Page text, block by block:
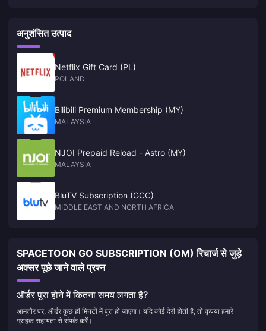
अनुशंसित उत्पाद
Netflix Gift Card (PL)
POLAND
Bilibili Premium Membership (MY)
MALAYSIA
NJOI Prepaid Reload - Astro (MY)
MALAYSIA
BluTV Subscription (GCC)
MIDDLE EAST AND NORTH AFRICA
SPACETOON GO SUBSCRIPTION (OM) रिचार्ज से जुड़े
अक्सर पूछे जाने वाले प्रश्न
ऑर्डर पूरा होने में कितना समय लगता है?
आमतौर पर, ऑर्डर कुछ ही मिनटों में पूरा हो जाएगा। यदि कोई देरी होती है, तो कृपया हमारे
ग्राहक सहायता से संपर्क करें।